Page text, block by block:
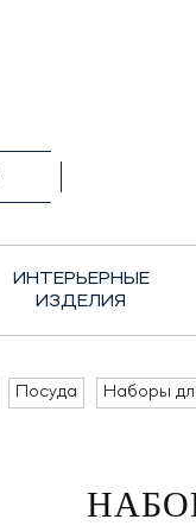
ИНТЕРЬЕРНЫЕ
ИЗДЕЛИЯ
Посуда Наборы